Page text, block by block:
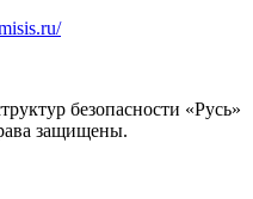
безопасности «Русь»
защищены.